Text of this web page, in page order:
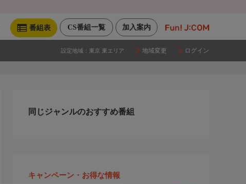
加入案内
CS番組一覧
番組表
設定地域： 東京 東エリア 地域変更 ログイン
同じジャンルのおすすめ番組
キャンペーン・お得な情報